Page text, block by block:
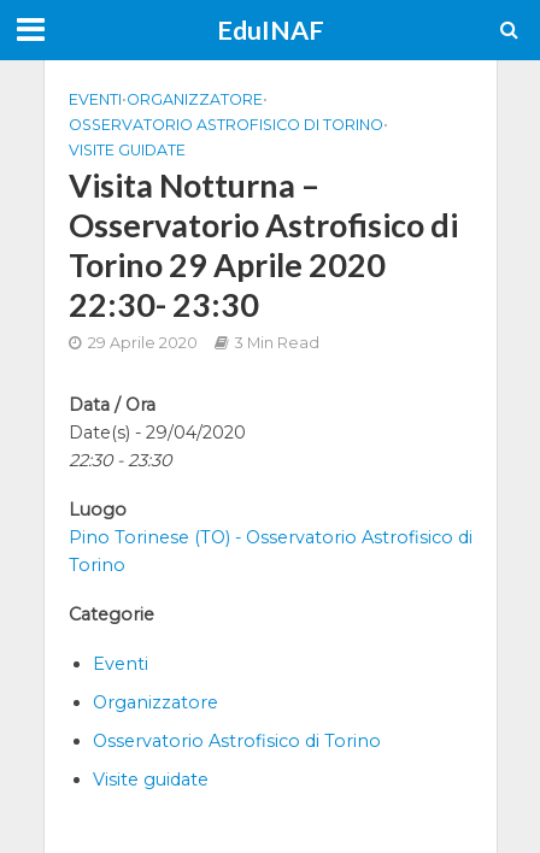
EduINAF
EVENTI•ORGANIZZATORE•
OSSERVATORIO ASTROFISICO DI TORINO•
VISITE GUIDATE
Visita Notturna –
Osservatorio Astrofisico di
Torino 29 Aprile 2020
22:30- 23:30
29 Aprile 2020 3 Min Read
Data / Ora
Date(s) - 29/04/2020
22:30 - 23:30
Luogo
Pino Torinese (TO) - Osservatorio Astrofisico di
Torino
Categorie
Eventi
Organizzatore
Osservatorio Astrofisico di Torino
Visite guidate